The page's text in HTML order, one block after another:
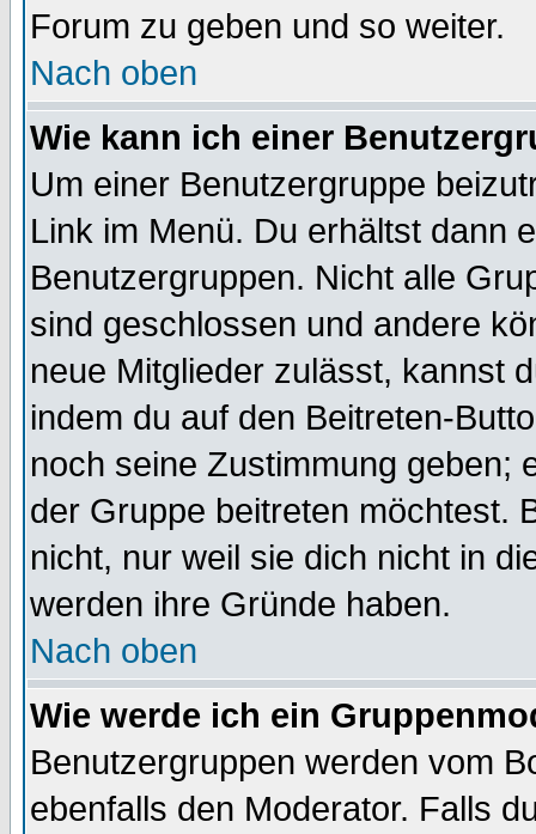
Forum zu geben und so weiter.
Nach oben
Wie kann ich einer
Um einer Benutzergruppe
Link im Menü. Du erhältst dann
Benutzergruppen. Nicht alle
sind geschlossen und andere
neue Mitglieder zulässt, kannst
indem du auf den Beitreten-
noch seine Zustimmung geben;
der Gruppe beitreten möchtest.
nicht, nur weil sie dich nicht in
werden ihre Gründe haben.
Nach oben
Wie werde ich ein
Benutzergruppen werden vom
ebenfalls den Moderator. Falls